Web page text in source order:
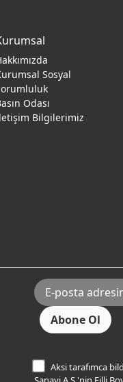
Sosyal
Odası
Bilgilerimiz
Aksi tarafımca